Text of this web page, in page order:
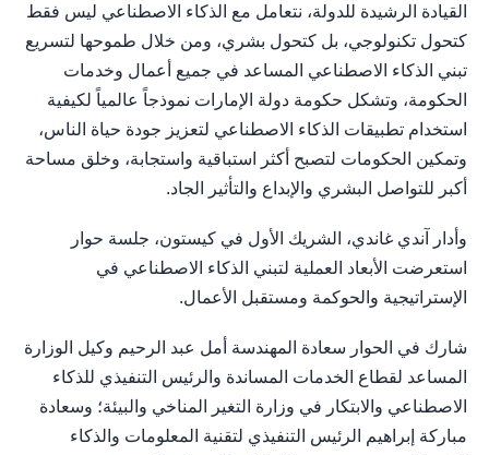
القيادة الرشيدة للدولة، نتعامل مع الذكاء الاصطناعي ليس فقط
كتحول تكنولوجي، بل كتحول بشري، ومن خلال طموحها لتسريع
تبني الذكاء الاصطناعي المساعد في جميع أعمال وخدمات
الحكومة، وتشكل حكومة دولة الإمارات نموذجاً عالمياً لكيفية
استخدام تطبيقات الذكاء الاصطناعي لتعزيز جودة حياة الناس،
وتمكين الحكومات لتصبح أكثر استباقية واستجابة، وخلق مساحة
أكبر للتواصل البشري والإبداع والتأثير الجاد.
وأدار آندي غاندي، الشريك الأول في كيستون، جلسة حوار
استعرضت الأبعاد العملية لتبني الذكاء الاصطناعي في
الإستراتيجية والحوكمة ومستقبل الأعمال.
شارك في الحوار سعادة المهندسة أمل عبد الرحيم وكيل الوزارة
المساعد لقطاع الخدمات المساندة والرئيس التنفيذي للذكاء
الاصطناعي والابتكار في وزارة التغير المناخي والبيئة؛ وسعادة
مباركة إبراهيم الرئيس التنفيذي لتقنية المعلومات والذكاء